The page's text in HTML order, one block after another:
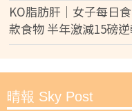
KO脂肪肝｜女子每日
款食物 半年激減15磅
晴報 Sky Post